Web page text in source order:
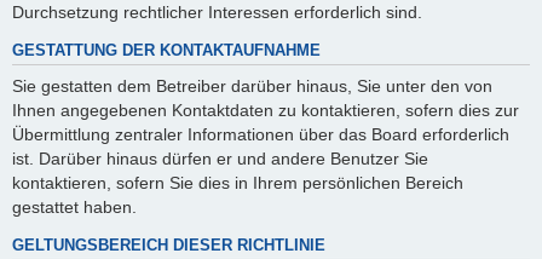
Durchsetzung rechtlicher Interessen erforderlich sind.
GESTATTUNG DER KONTAKTAUFNAHME
Sie gestatten dem Betreiber darüber hinaus, Sie unter den von
Ihnen angegebenen Kontaktdaten zu kontaktieren, sofern dies zur
Übermittlung zentraler Informationen über das Board erforderlich
ist. Darüber hinaus dürfen er und andere Benutzer Sie
kontaktieren, sofern Sie dies in Ihrem persönlichen Bereich
gestattet haben.
GELTUNGSBEREICH DIESER RICHTLINIE